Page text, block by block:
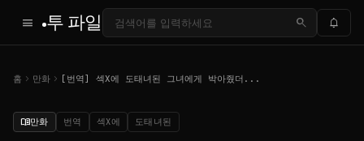
menu 투 파일 search notifications
홈 chevron_right 만화 chevron_right [번역] 섹X에 도태녀된 그녀에게 박아줬더...
menu_book만화 번역 섹X에 도태녀된